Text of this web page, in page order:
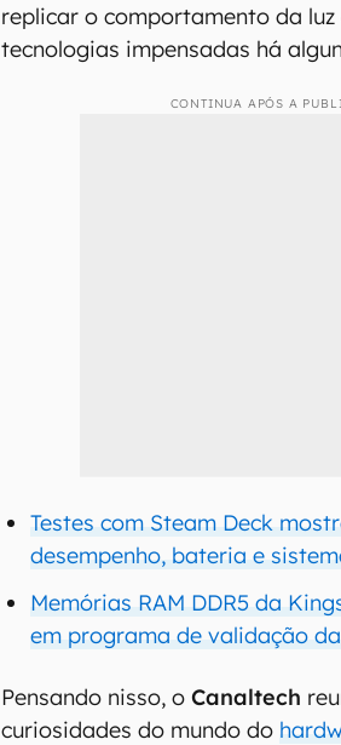
replicar o comportamento da
tecnologias impensadas há
CONTINUA APÓS A
Testes com Steam Deck
desempenho, bateria e
Memórias RAM DDR5 da
em programa de validação
Pensando nisso, oCanaltech
curiosidades do mundo do